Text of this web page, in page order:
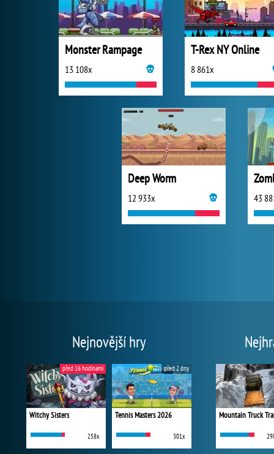
Monster Rampage
13 108x
T-Rex NY Online
8 861x
Deep Worm
12 933x 43
Nejnovější hry
Witchy Sisters
258x
před 16 hodinami
Tennis Masters 2026
301x
před 2 dny
Mountain Truck